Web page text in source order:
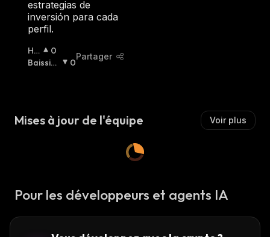
estrategias de
inversión para cada
perfil.
Ha
Uss
0
Baissier
0
Partager
Mises à jour de l'équipe Voir plus
Pour les développeurs et agents IA